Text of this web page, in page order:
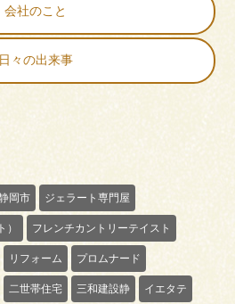
会社のこと
日々の出来事
岡市 ジェラート専門屋
フレンチカントリーテイスト
リフォーム プロムナード
二世帯住宅 三和建設静 イエタテ